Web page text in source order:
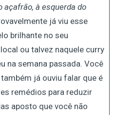
açafrão, à esquerda do
já viu esse
brilhante no seu
ou talvez naquele curry
na semana passada. Você
já ouviu falar que é
remédios para reduzir
aposto que você não